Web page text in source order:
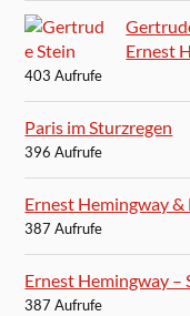
Ernest
403 Aufrufe
Paris im Sturzregen
396 Aufrufe
Ernest Hemingway
387 Aufrufe
Ernest Hemingway –
387 Aufrufe